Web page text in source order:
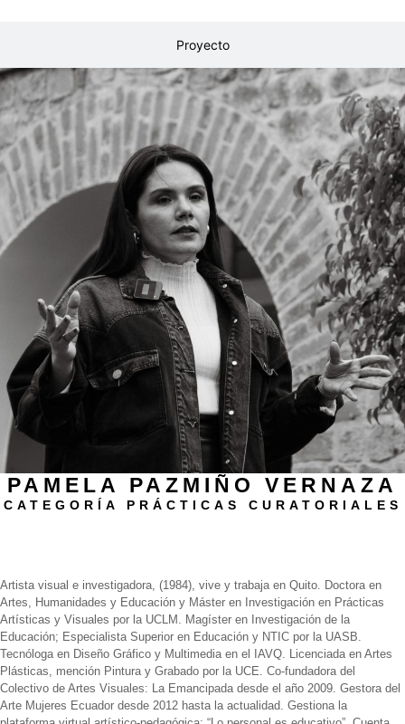
Proyecto
PAMELA PAZMIÑO VERNAZA
CATEGORÍA PRÁCTICAS CURATORIALES
Artista visual e investigadora, (1984), vive y trabaja en Quito. Doctora en
Artes, Humanidades y Educación y Máster en Investigación en Prácticas
Artísticas y Visuales por la UCLM. Magíster en Investigación de la
Educación; Especialista Superior en Educación y NTIC por la UASB.
Tecnóloga en Diseño Gráfico y Multimedia en el IAVQ. Licenciada en Artes
Plásticas, mención Pintura y Grabado por la UCE. Co-fundadora del
Colectivo de Artes Visuales: La Emancipada desde el año 2009. Gestora del
Arte Mujeres Ecuador desde 2012 hasta la actualidad. Gestiona la